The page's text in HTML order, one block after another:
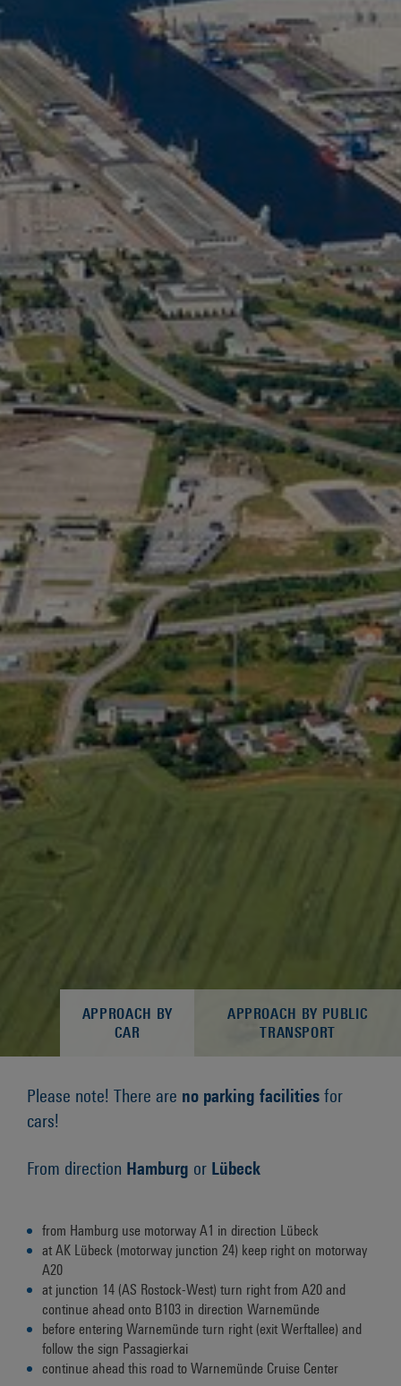
APPROACH BY
CAR
APPROACH BY PUBLIC
TRANSPORT
Please note! There are no parking facilities for
cars!
From direction Hamburg or Lübeck
from Hamburg use motorway A1 in direction Lübeck
at AK Lübeck (motorway junction 24) keep right on motorway
A20
at junction 14 (AS Rostock-West) turn right from A20 and
continue ahead onto B103 in direction Warnemünde
before entering Warnemünde turn right (exit Werftallee) and
follow the sign Passagierkai
continue ahead this road to Warnemünde Cruise Center